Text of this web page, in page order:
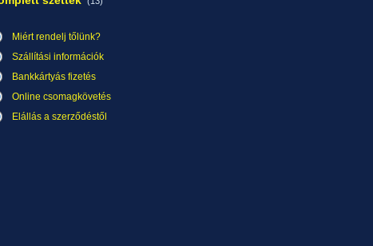
Miért rendelj tőlünk?
Szállítási információk
Bankkártyás fizetés
Online csomagkövetés
Elállás a szerződéstől